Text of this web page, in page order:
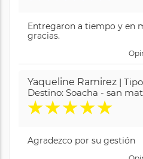
Entregaron a tiempo y en
gracias.
Yaqueline Ramirez |
Destino: Soacha - san
★★★★★
Agradezco por su gestión